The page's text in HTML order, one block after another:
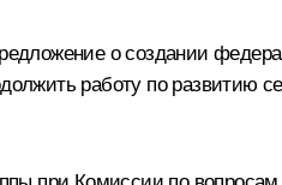
о создании
работу по развитию